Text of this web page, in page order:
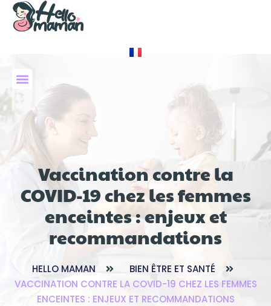
Vaccination contre la
COVID-19 chez les femmes
enceintes : enjeux et
recommandations
HELLO MAMAN
BIEN ÊTRE ET SANTÉ
VACCINATION CONTRE LA COVID-19 CHEZ LES FEMMES
ENCEINTES : ENJEUX ET RECOMMANDATIONS